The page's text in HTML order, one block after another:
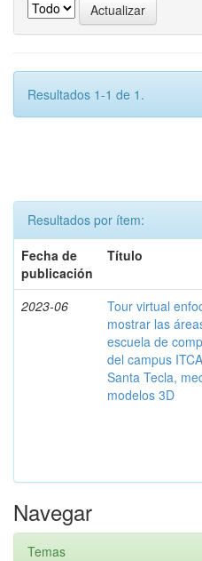
Resultados 1-1 de 1.
Resultados por ítem:
Fecha de
publicación
Título
2023-06
Tour virtual
mostrar las
escuela de
del campus
Santa Tecla,
modelos 3D
Navegar
Temas